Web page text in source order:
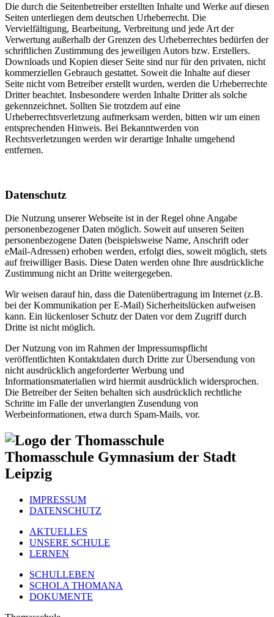
Die durch die Seitenbetreiber erstellten Inhalte und Werke auf diesen
Seiten unterliegen dem deutschen Urheberrecht. Die
Vervielfältigung, Bearbeitung, Verbreitung und jede Art der
Verwertung außerhalb der Grenzen des Urheberrechtes bedürfen der
schriftlichen Zustimmung des jeweiligen Autors bzw. Erstellers.
Downloads und Kopien dieser Seite sind nur für den privaten, nicht
kommerziellen Gebrauch gestattet. Soweit die Inhalte auf dieser
Seite nicht vom Betreiber erstellt wurden, werden die Urheberrechte
Dritter beachtet. Insbesondere werden Inhalte Dritter als solche
gekennzeichnet. Sollten Sie trotzdem auf eine
Urheberrechtsverletzung aufmerksam werden, bitten wir um einen
entsprechenden Hinweis. Bei Bekanntwerden von
Rechtsverletzungen werden wir derartige Inhalte umgehend
entfernen.
Datenschutz
Die Nutzung unserer Webseite ist in der Regel ohne Angabe
personenbezogener Daten möglich. Soweit auf unseren Seiten
personenbezogene Daten (beispielsweise Name, Anschrift oder
eMail-Adressen) erhoben werden, erfolgt dies, soweit möglich, stets
auf freiwilliger Basis. Diese Daten werden ohne Ihre ausdrückliche
Zustimmung nicht an Dritte weitergegeben.
Wir weisen darauf hin, dass die Datenübertragung im Internet (z.B.
bei der Kommunikation per E-Mail) Sicherheitslücken aufweisen
kann. Ein lückenloser Schutz der Daten vor dem Zugriff durch
Dritte ist nicht möglich.
Der Nutzung von im Rahmen der Impressumspflicht
veröffentlichten Kontaktdaten durch Dritte zur Übersendung von
nicht ausdrücklich angeforderter Werbung und
Informationsmaterialien wird hiermit ausdrücklich widersprochen.
Die Betreiber der Seiten behalten sich ausdrücklich rechtliche
Schritte im Falle der unverlangten Zusendung von
Werbeinformationen, etwa durch Spam-Mails, vor.
Thomasschule Gymnasium der Stadt
Leipzig
IMPRESSUM
DATENSCHUTZ
AKTUELLES
UNSERE SCHULE
LERNEN
SCHULLEBEN
SCHOLA THOMANA
DOKUMENTE